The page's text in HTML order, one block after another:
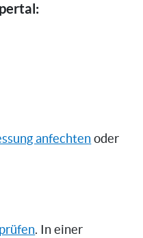
anfechten oder
. In einer